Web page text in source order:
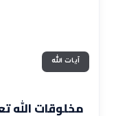
آيات الله
مخلوقات الله